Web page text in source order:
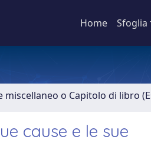
Home Sfoglia
miscellaneo o Capitolo di libro
cause e le sue